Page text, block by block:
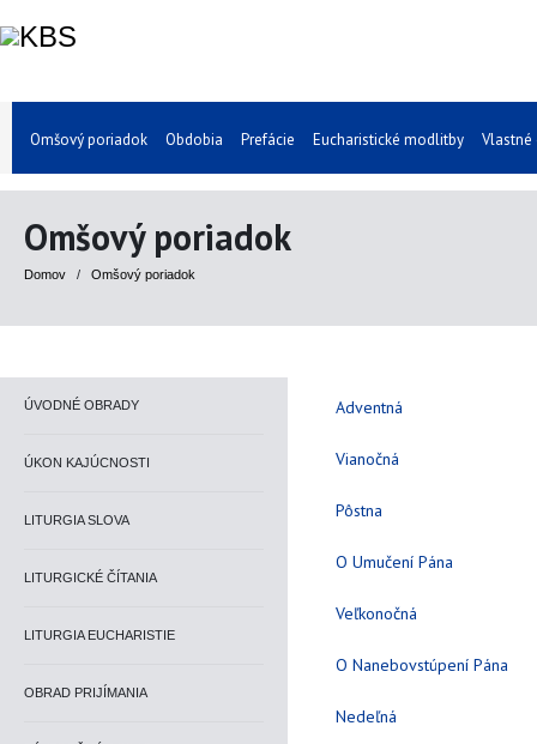
Omšový poriadok Obdobia Prefácie Eucharistické modlitby Vlastné
Omšový poriadok
Domov / Omšový poriadok
ÚVODNÉ OBRADY
ÚKON KAJÚCNOSTI
LITURGIA SLOVA
LITURGICKÉ ČÍTANIA
LITURGIA EUCHARISTIE
OBRAD PRIJÍMANIA
Adventná
Vianočná
Pôstna
O Umučení Pána
Veľkonočná
O Nanebovstúpení Pána
Nedeľná